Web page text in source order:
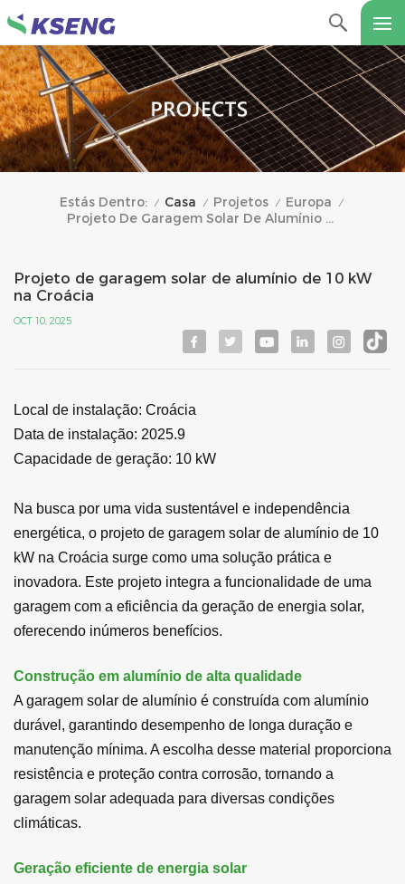
Estás Dentro: / Casa / Projetos / Europa /
Projeto De Garagem Solar De Alumínio De 10 KW Na Croácia
Projeto de garagem solar de alumínio de 10 kW
na Croácia
OCT 10, 2025
Local de instalação: Croácia
Data de instalação: 2025.9
Capacidade de geração: 10 kW
Na busca por uma vida sustentável e independência
energética, o projeto de garagem solar de alumínio de 10
kW na Croácia surge como uma solução prática e
inovadora. Este projeto integra a funcionalidade de uma
garagem com a eficiência da geração de energia solar,
oferecendo inúmeros benefícios.
Construção em alumínio de alta qualidade
A garagem solar de alumínio é construída com alumínio
durável, garantindo desempenho de longa duração e
manutenção mínima. A escolha desse material proporciona
resistência e proteção contra corrosão, tornando a
garagem solar adequada para diversas condições
climáticas.
Geração eficiente de energia solar